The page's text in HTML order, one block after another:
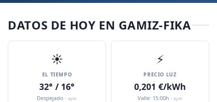
DATOS DE HOY EN GAMIZ-FIKA
☀️
EL TIEMPO
32° / 16°
Despejado · ayer
⚡
PRECIO LUZ
0,201 €/kWh
Valle: 15:00h · ayer